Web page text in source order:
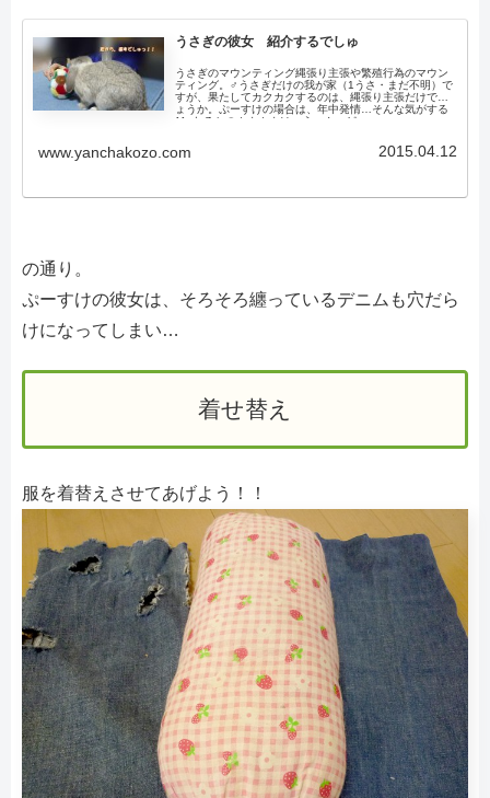
うさぎの彼女 紹介するでしゅ
うさぎのマウンティング縄張り主張や繁殖行為のマウン
ティング。♂うさぎだけの我が家（1うさ・まだ不明）で
すが、果たしてカクカクするのは、縄張り主張だけでし
ょうか。ぷーすけの場合は、年中発情…そんな気がする
^^;;たるちのカクカクは、う～ん、ど...
www.yanchakozo.com 2015.04.12
の通り。
ぷーすけの彼女は、そろそろ纏っているデニムも穴だら
けになってしまい…
着せ替え
服を着替えさせてあげよう！！